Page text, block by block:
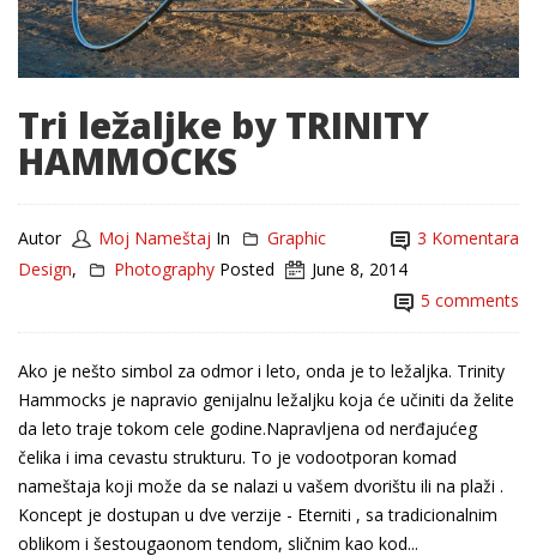
Tri ležaljke by TRINITY
HAMMOCKS
Autor Moj Nameštaj 3 Komentara
In
Graphic
Design, Photography Posted
June 8, 2014
5 comments
Ako je nešto simbol za odmor i leto, onda je to ležaljka. Trinity
Hammocks je napravio genijalnu ležaljku koja će učiniti da želite
da leto traje tokom cele godine.Napravljena od nerđajućeg
čelika i ima cevastu strukturu. To je vodootporan komad
nameštaja koji može da se nalazi u vašem dvorištu ili na plaži .
Koncept je dostupan u dve verzije - Eterniti , sa tradicionalnim
oblikom i šestougaonom tendom, sličnim kao kod...